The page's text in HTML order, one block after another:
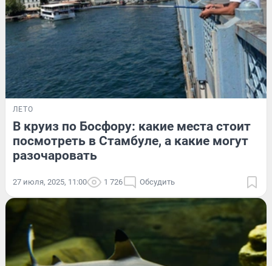
ЛЕТО
В круиз по Босфору: какие места стоит
посмотреть в Стамбуле, а какие могут
разочаровать
27 июля, 2025, 11:00 1 726 Обсудить